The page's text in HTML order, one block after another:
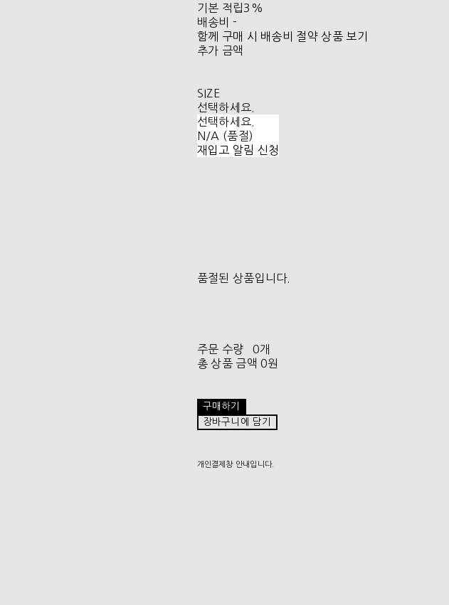
기본 적립3%
배송비 -
함께 구매 시 배송비 절약 상품 보기
추가 금액
SIZE
선택하세요.
선택하세요.
N/A (품절)
재입고 알림 신청
품절된 상품입니다.
주문 수량
0개
총 상품 금액 0원
구매하기
장바구니에 담기
개인결제창 안내입니다.